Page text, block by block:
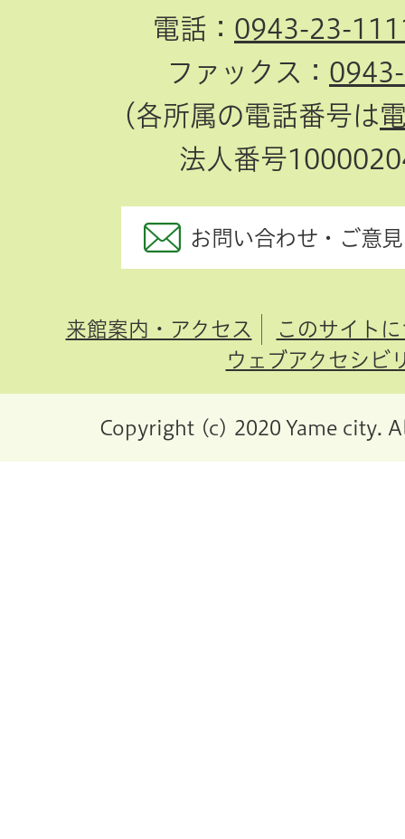
電話： 0943-23-
ファックス：
（各所属の電話番号は
法人番号
お問い合わせ・ご意
来館案内・アクセス
このサイト
ウェブアクセシビ
Copyright (c) 2020 Yame city.